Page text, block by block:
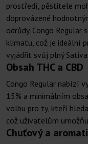
prostředí, pěstitele
doprovázené
odrůdy. Congo Regular
klimatu, což je ideální
vyjádřit svůj plný
Obsah THC a CBD
Congo Regular nabízí
15% a minimálním
volbu pro ty, kteří
což uživatelům
Chuťový a